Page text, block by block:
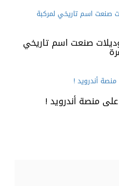
روفر ديفندر.. 7 موديلات صنعت اسم تاريخي
على منصة أندرويد !